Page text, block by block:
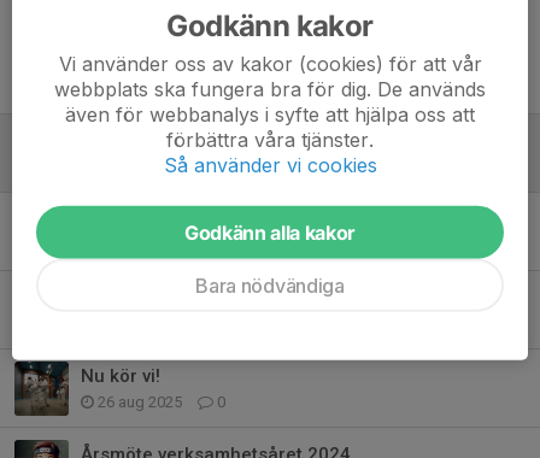
Tidigare nyheter
Terminsstart
15 jan, 16:23 0
Inställd träning, torsdag 6/11!
0
Ledigt under höstlovet
Nu kör vi!
26 aug 2025 0
Godkänn kakor
Vi använder oss av kakor (cookies) för att vår
webbplats ska fungera bra för dig. De används
även för webbanalys i syfte att hjälpa oss att
förbättra våra tjänster.
Så använder vi cookies
Godkänn alla kakor
Bara nödvändiga